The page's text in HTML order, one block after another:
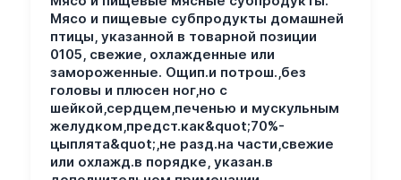
Мясо и пищевые субпродукты домашней
птицы, указанной в товарной позиции
0105, свежие, охлажденные или
замороженные. Ощип.и потрош.,без
головы и плюсен ног,но с
шейкой,сердцем,печенью и мускульным
желудком,предст.как&quot;70%-
цыплята&quot;,не разд.на части,свежие
или охлажд.в порядке, указан.в